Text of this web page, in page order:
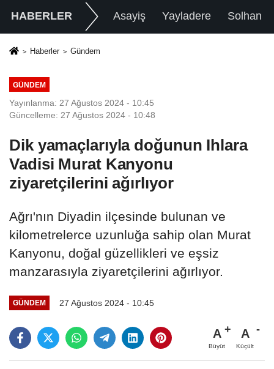
HABERLER Asayiş Yayladere Solhan
Haberler Gündem
GÜNDEM
Yayınlanma: 27 Ağustos 2024 - 10:45
Güncelleme: 27 Ağustos 2024 - 10:48
Dik yamaçlarıyla doğunun Ihlara
Vadisi Murat Kanyonu
ziyaretçilerini ağırlıyor
Ağrı'nın Diyadin ilçesinde bulunan ve
kilometrelerce uzunluğa sahip olan Murat
Kanyonu, doğal güzellikleri ve eşsiz
manzarasıyla ziyaretçilerini ağırlıyor.
GÜNDEM 27 Ağustos 2024 - 10:45
A
Büyüt
A
Küçült